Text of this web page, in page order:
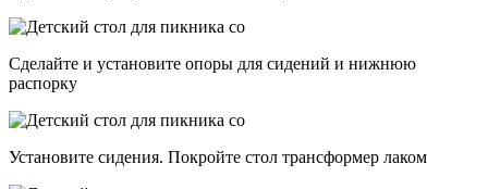
Сделайте и установите опоры для сидений и нижнюю
распорку
Установите сидения. Покройте стол трансформер лаком